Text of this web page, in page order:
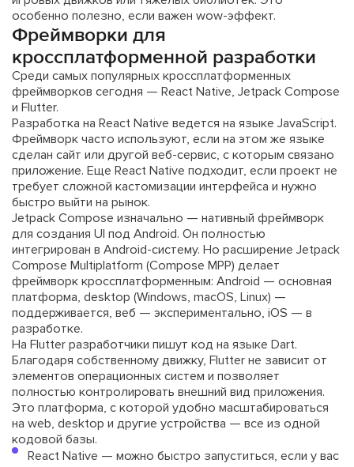
особенно полезно, если важен wow-эффект.
Фреймворки для
кроссплатформенной разработки
Среди самых популярных кроссплатформенных
фреймворков сегодня — React Native, Jetpack Compose
и Flutter.
Разработка на React Native ведется на языке JavaScript.
Фреймворк часто используют, если на этом же языке
сделан сайт или другой веб-сервис, с которым связано
приложение. Еще React Native подходит, если проект не
требует сложной кастомизации интерфейса и нужно
быстро выйти на рынок.
Jetpack Compose изначально — нативный фреймворк
для создания UI под Android. Он полностью
интегрирован в Android-систему. Но расширение Jetpack
Compose Multiplatform (Compose MPP) делает
фреймворк кроссплатформенным: Android — основная
платформа, desktop (Windows, macOS, Linux) —
поддерживается, веб — экспериментально, iOS — в
разработке.
На Flutter разработчики пишут код на языке Dart.
Благодаря собственному движку, Flutter не зависит от
элементов операционных систем и позволяет
полностью контролировать внешний вид приложения.
Это платформа, с которой удобно масштабироваться
на web, desktop и другие устройства — все из одной
кодовой базы.
React Native — можно быстро запуститься, если у вас